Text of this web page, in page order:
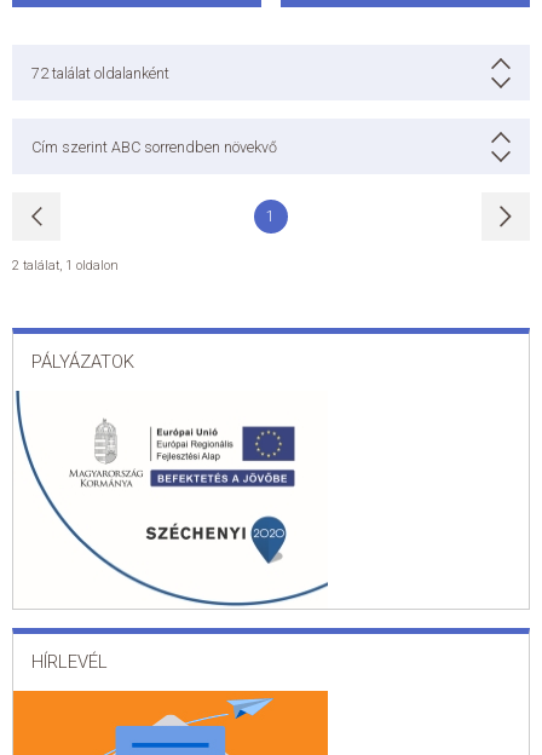
72 találat oldalanként
Cím szerint ABC sorrendben növekvő
1
2 találat, 1 oldalon
PÁLYÁZATOK
HÍRLEVÉL